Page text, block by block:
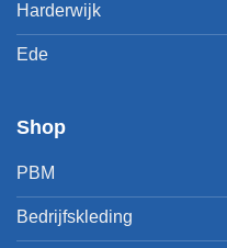
Harderwijk
Ede
Shop
PBM
Bedrijfskleding